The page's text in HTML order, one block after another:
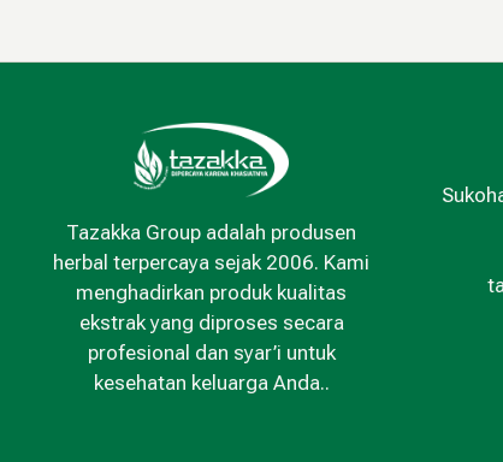
Tazakka Group adalah produsen
herbal terpercaya sejak 2006. Kami
menghadirkan produk kualitas
ekstrak yang diproses secara
profesional dan syar’i untuk
kesehatan keluarga Anda..